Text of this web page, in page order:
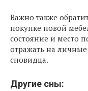
Важно также
покупке новой
состояние и место
отражать на
сновидца.
Другие сны: